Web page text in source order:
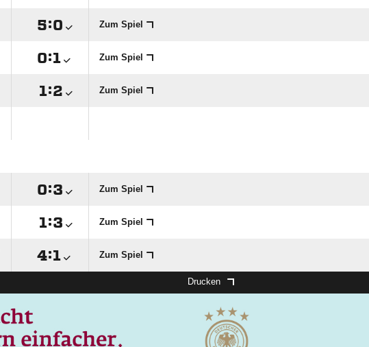
: Zum Spiel
: Zum Spiel
: Zum Spiel
: Zum Spiel
: Zum Spiel
: Zum Spiel
Drucken